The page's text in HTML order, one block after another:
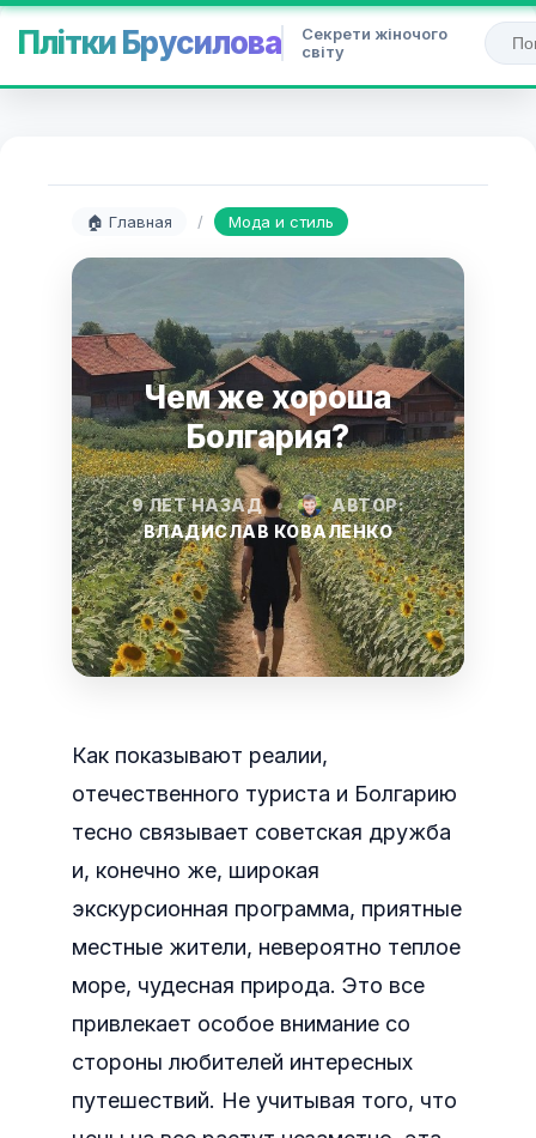
Плітки Брусилова
Секрети жіночого
світу
🏠 Главная / Мода и стиль
Чем же хороша
Болгария?
9 ЛЕТ НАЗАД •
АВТОР:
ВЛАДИСЛАВ КОВАЛЕНКО
Как показывают реалии,
отечественного туриста и Болгарию
тесно связывает советская дружба
и, конечно же, широкая
экскурсионная программа, приятные
местные жители, невероятно теплое
море, чудесная природа. Это все
привлекает особое внимание со
стороны любителей интересных
путешествий. Не учитывая того, что